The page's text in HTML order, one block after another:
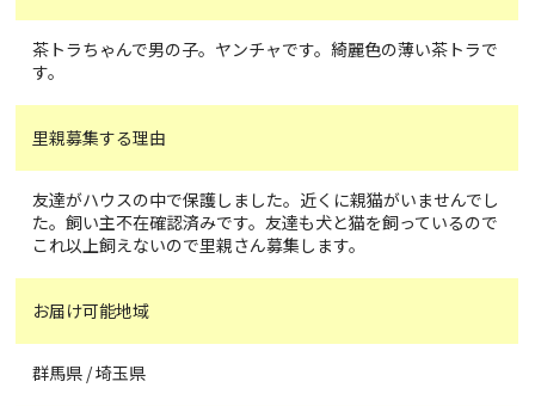
茶トラちゃんで男の子。ヤンチャです。綺麗色の薄い茶トラで
す。
里親募集する理由
友達がハウスの中で保護しました。近くに親猫がいませんでし
た。飼い主不在確認済みです。友達も犬と猫を飼っているので
これ以上飼えないので里親さん募集します。
お届け可能地域
群馬県 / 埼玉県